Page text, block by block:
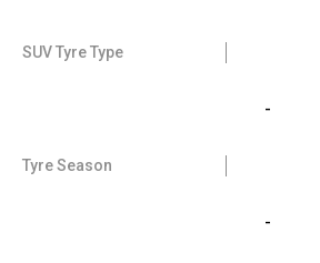
SUV Tyre Type
-
Tyre Season
-